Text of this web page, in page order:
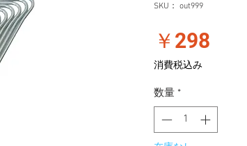
SKU： out999
￥298
消費税込み
数量 *